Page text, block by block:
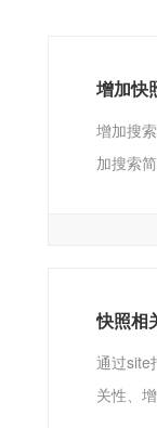
增加快
增加搜
加搜索
快照相
通过site
关性、